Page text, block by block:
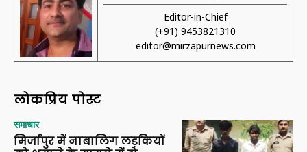
Editor-in-Chief
(+91) 9453821310
editor@mirzapurnews.com
लोकप्रिय पोस्ट
समाचार
मिर्जापुर में नाबालिग लड़कियों